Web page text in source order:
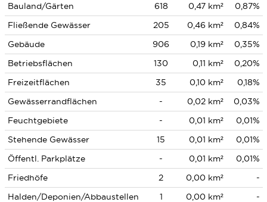
Bauland/Gärten 618 0,47 km²
0,87%
Fließende Gewässer
205 0,46 km²
0,84%
Gebäude
906 0,19 km²
0,35%
Betriebsflächen
130 0,11 km²
0,20%
Freizeitflächen
35 0,10 km²
0,18%
Gewässerrandflächen
- 0,02 km²
0,03%
Feuchtgebiete
- 0,01 km²
0,01%
Stehende Gewässer
15 0,01 km²
0,01%
Öffentl. Parkplätze
- 0,01 km²
0,01%
Friedhöfe
2 0,00 km²
-
Halden/Deponien/Abbaustellen
1 0,00 km²
-